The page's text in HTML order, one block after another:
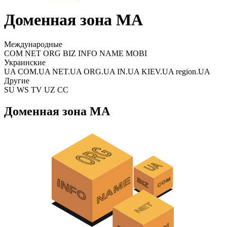
Доменная зона MA
Международные
COM NET ORG BIZ INFO NAME MOBI
Украинские
UA COM.UA NET.UA ORG.UA IN.UA KIEV.UA region.UA
Другие
SU WS TV UZ CC
Доменная зона MA